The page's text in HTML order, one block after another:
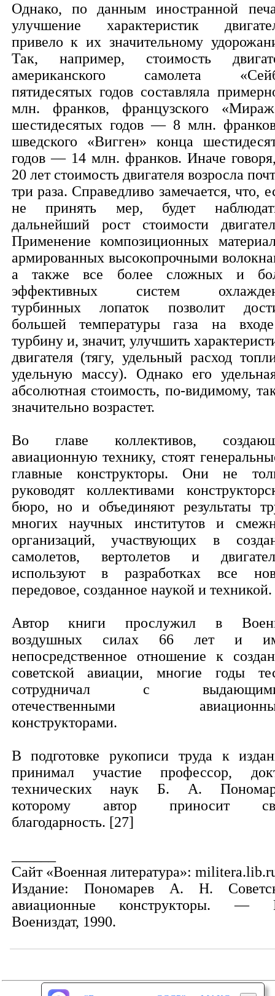
Однако, по данным иностранной
улучшение характеристик
привело к их значительному
Так, например, стоимость
американского самолета
пятидесятых годов составляла
млн. франков, французского
шестидесятых годов — 8 млн.
шведского «Вигген» конца
годов — 14 млн. франков. Иначе
20 лет стоимость двигателя возросла
три раза. Справедливо замечается, что,
не принять мер, будет
дальнейший рост стоимости
Применение композиционных
армированных высокопрочными
а также все более сложных и
эффективных систем
турбинных лопаток позволит
большей температуры газа на
турбину и, значит, улучшить
двигателя (тягу, удельный расход
удельную массу). Однако его
абсолютная стоимость, по-видимому,
значительно возрастет.
Во главе коллективов,
авиационную технику, стоят
главные конструкторы. Они не
руководят коллективами
бюро, но и объединяют результаты
многих научных институтов и
организаций, участвующих в
самолетов, вертолетов и
используют в разработках все
передовое, созданное наукой и техникой.
Автор книги прослужил в
воздушных силах 66 лет и
непосредственное отношение к
советской авиации, многие годы
сотрудничал с
отечественными
конструкторами.
В подготовке рукописи труда к
принимал участие профессор,
технических наук Б. А.
которому автор приносит
благодарность. [27]
Сайт «Военная литература»:
Издание: Пономарев А. Н.
авиационные конструкторы. —
Воениздат, 1990.